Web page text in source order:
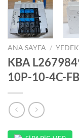
ANA SAYFA /
KBA
10P-10-4C-